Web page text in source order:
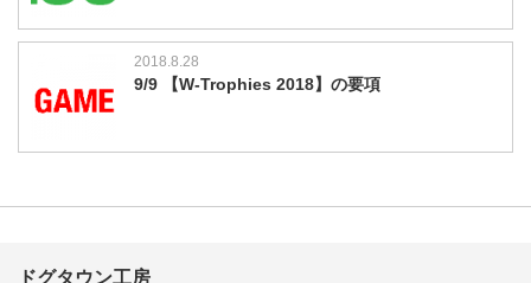
2018.8.28
9/9 【W-Trophies 2018】の要項
ドグタウン工房